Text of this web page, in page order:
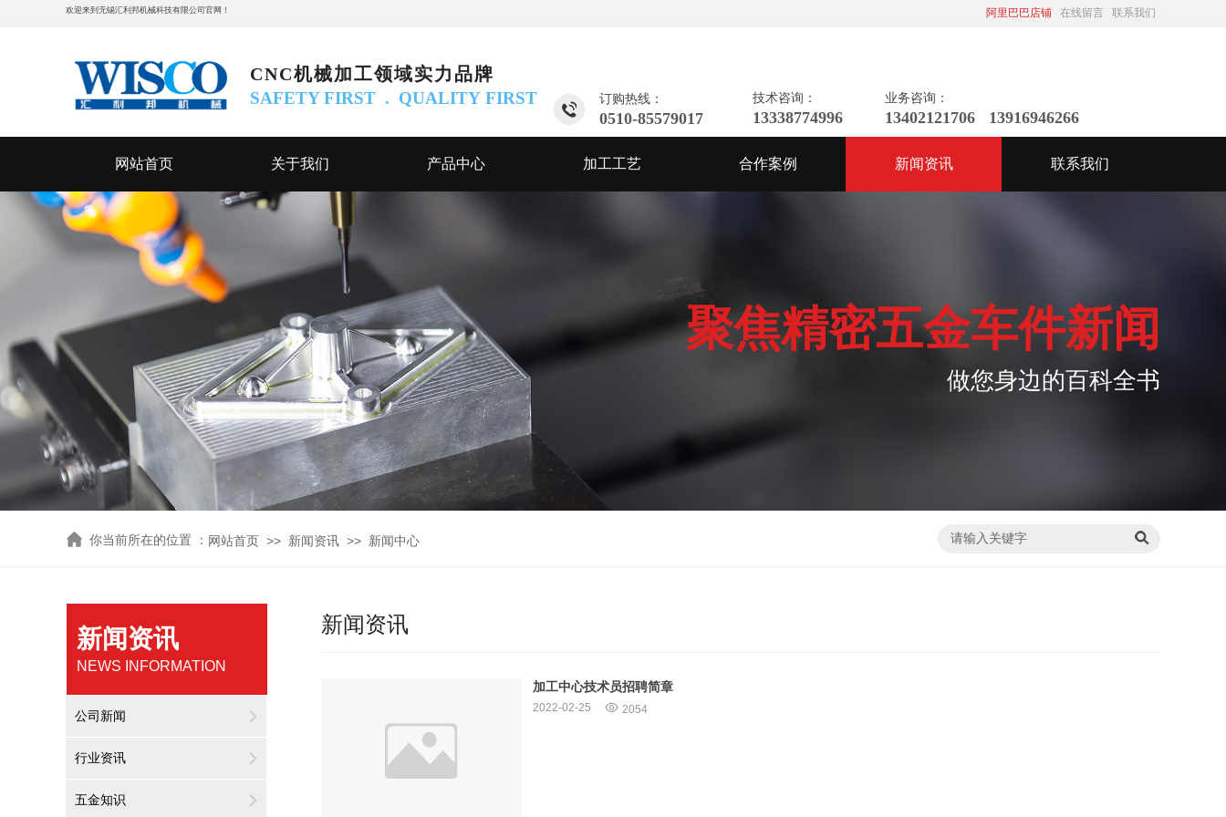
订购热线：
0510-85579017
技术咨询：
13338774996
CNC机械加工领域实力品牌
SAFETY FIRST . QUALITY FIRST
欢迎来到 无锡汇利邦机械科技有限公司​​​​​​ 官网 ！ 阿里巴巴店铺 在线留言 联系我们
业务咨询：
13402121706 13916946266
网站首页 关于我们 产品中心 加工工艺 合作案例 新闻资讯 联系我们
聚焦精密五金车件新闻
做您身边的百科全书
网站首页 >> 新闻资讯 >> 新闻中心
你当前所在的位置 ：
新闻资讯
NEWS INFORMATION
新闻资讯
加工中心技术员招聘简章
2022-02-25 2054
公司新闻
行业资讯
五金知识